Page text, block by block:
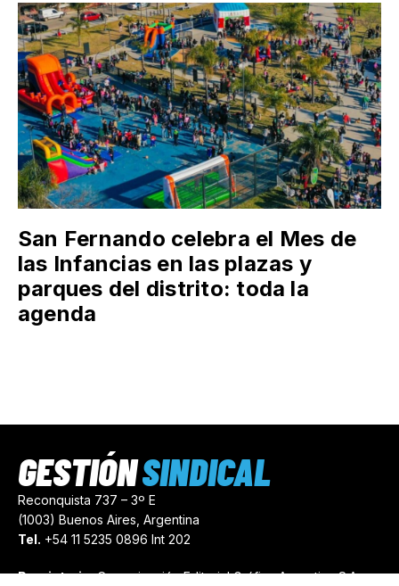
San Fernando celebra el Mes de
las Infancias en las plazas y
parques del distrito: toda la
agenda
Reconquista 737 – 3º E
(1003) Buenos Aires, Argentina
Tel. +54 11 5235 0896 Int 202
Propietario:Comunicación Editorial Gráfica Argentina S.A.
GESTIÓNSINDICAL